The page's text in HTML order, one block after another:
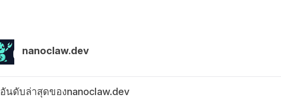
nanoclaw.dev
อันดับล่าสุดของnanoclaw.dev